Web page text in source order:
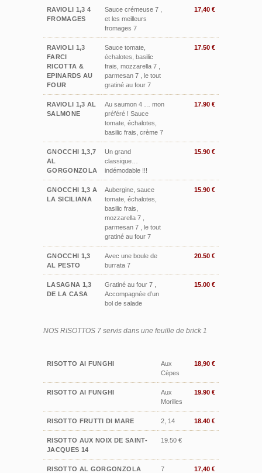
RAVIOLI 1,3 4
FROMAGES
Sauce crémeuse 7 ,
et les meilleurs
fromages 7
17,40 €
RAVIOLI 1,3
FARCI
RICOTTA &
EPINARDS AU
FOUR
Sauce tomate,
échalotes, basilic
frais, mozzarella 7 ,
parmesan 7 , le tout
gratiné au four 7
17.50 €
RAVIOLI 1,3 AL
SALMONE
Au saumon 4 … mon
préféré ! Sauce
tomate, échalotes,
basilic frais, crème 7
17.90 €
GNOCCHI 1,3,7
AL
GORGONZOLA
Un grand
classique…
indémodable !!!
15.90 €
GNOCCHI 1,3 A
LA SICILIANA
Aubergine, sauce
tomate, échalotes,
basilic frais,
mozzarella 7 ,
parmesan 7 , le tout
gratiné au four 7
15.90 €
GNOCCHI 1,3
AL PESTO
Avec une boule de
burrata 7
20.50 €
LASAGNA 1,3
DE LA CASA
Gratiné au four 7 ,
Accompagnée d’un
bol de salade
15.00 €
NOS RISOTTOS 7 servis dans une feuille de brick 1
RISOTTO AI FUNGHI
Aux
Cèpes
18,90 €
RISOTTO AI FUNGHI
Aux
Morilles
19.90 €
RISOTTO FRUTTI DI MARE 2, 14 18.40 €
RISOTTO AUX NOIX DE SAINT-
JACQUES 14
19.50 €
RISOTTO AL GORGONZOLA 7 17,40 €